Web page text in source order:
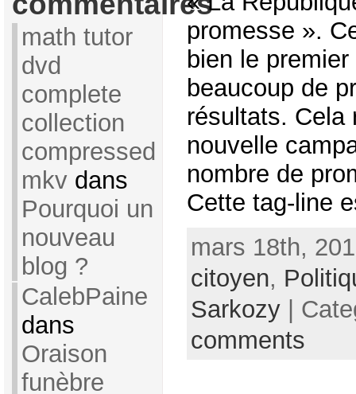
math tutor
dvd
complete
collection
compressed
mkvdans
Pourquoi un
nouveau
blog ?
CalebPaine
dans
Oraison
funèbre
promesse ».
bien le
beaucoup de
résultats. Cela
nouvelle
nombre de
Cette tag-line
mars 18th,
citoyen,
Sarkozy|
comments